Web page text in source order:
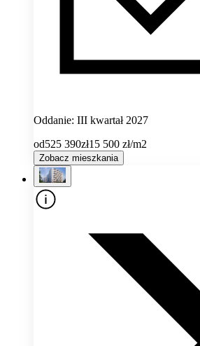
Oddanie: III kwartał 2027
od525 390zł15 500 zł/m2
Zobacz mieszkania